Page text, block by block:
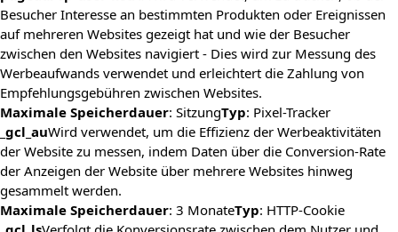
Besucher Interesse an bestimmten Produkten oder Ereignissen
auf mehreren Websites gezeigt hat und wie der Besucher
zwischen den Websites navigiert - Dies wird zur Messung des
Werbeaufwands verwendet und erleichtert die Zahlung von
Empfehlungsgebühren zwischen Websites.
Maximale Speicherdauer: SitzungTyp: Pixel-Tracker
_gcl_auWird verwendet, um die Effizienz der Werbeaktivitäten
der Website zu messen, indem Daten über die Conversion-Rate
der Anzeigen der Website über mehrere Websites hinweg
gesammelt werden.
Maximale Speicherdauer: 3 MonateTyp: HTTP-Cookie